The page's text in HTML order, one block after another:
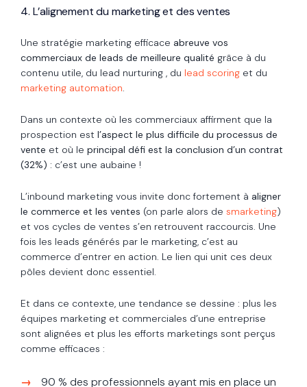
4. L’alignement du marketing et des ventes
Une stratégie marketing efficace abreuve vos
commerciaux de leads de meilleure qualité grâce à du
contenu utile, du lead nurturing , du lead scoring et du
marketing automation.
Dans un contexte où les commerciaux affirment que la
prospection est l’aspect le plus difficile du processus de
vente et où le principal défi est la conclusion d’un contrat
(32%) : c’est une aubaine !
L’inbound marketing vous invite donc fortement à aligner
le commerce et les ventes (on parle alors de smarketing)
et vos cycles de ventes s’en retrouvent raccourcis. Une
fois les leads générés par le marketing, c’est au
commerce d’entrer en action. Le lien qui unit ces deux
pôles devient donc essentiel.
Et dans ce contexte, une tendance se dessine : plus les
équipes marketing et commerciales d’une entreprise
sont alignées et plus les efforts marketings sont perçus
comme efficaces :
90 % des professionnels ayant mis en place un